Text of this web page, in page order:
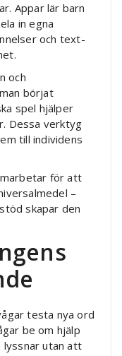
Appar lär barn
in egna
och text-
och
börjat
spel hjälper
Dessa verktyg
till individens
för att
–
skapar den
testa nya ord
be om hjälp
lyssnar utan att